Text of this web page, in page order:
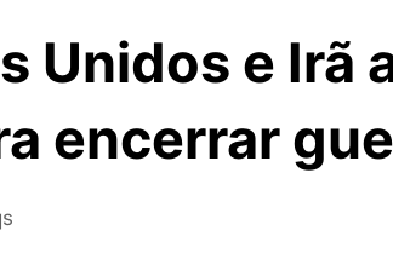
Unidos e Irã
encerrar